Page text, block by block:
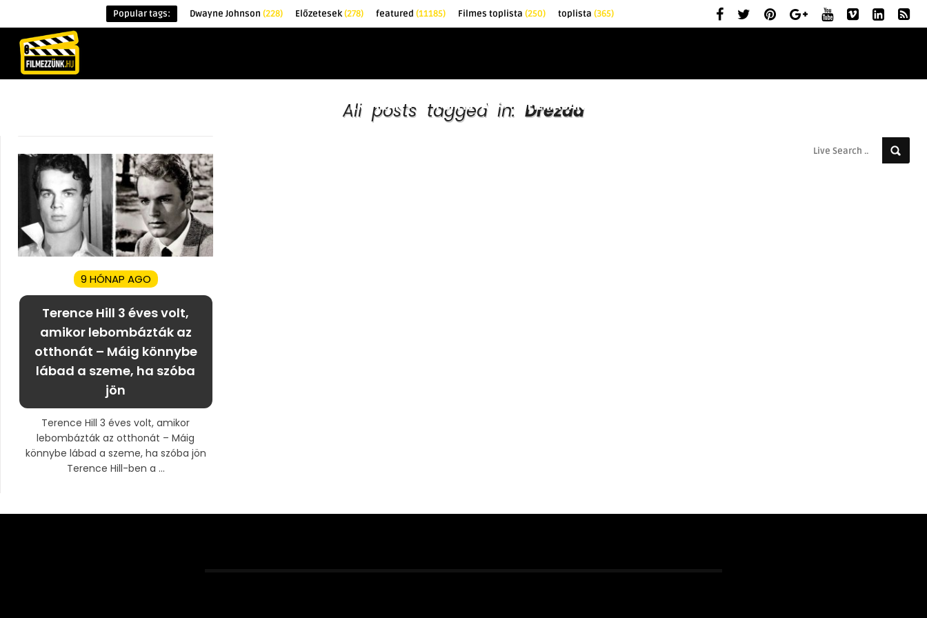
Popular tags: Dwayne Johnson (228) Előzetesek(278) featured (11185) Filmes toplista (250) toplista (365)
KRITIKÁK TOPLISTÁK FILMAJÁNLÓ
All posts tagged in: Drezda
9 HÓNAP AGO
Terence Hill 3 éves volt,
amikor lebombázták az
otthonát – Máig könnybe
lábad a szeme, ha szóba
jön
Terence Hill 3 éves volt, amikor
lebombázták az otthonát – Máig
könnybe lábad a szeme, ha szóba jön
Terence Hill-ben a ...